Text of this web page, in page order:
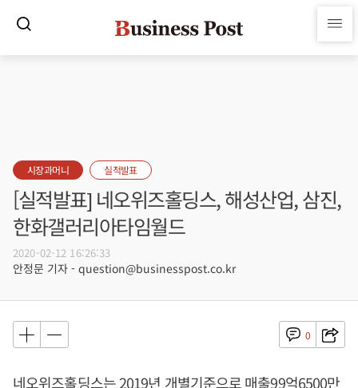
시장과머니 실적발표
[실적발표] 네오위즈홀딩스, 해성산업, 삼진,
한화갤러리아타임월드
2020-02-12 16:26:33
안정문 기자 - question@businesspost.co.kr
0
네오위즈홀딩스는 2019년 개별기준으로 매출99억6500만